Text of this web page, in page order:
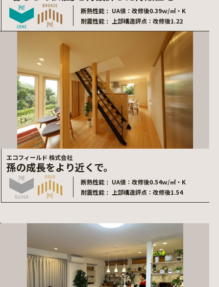
断熱性能
UA値：改修後0.39ｗ/㎡・K
耐震性能
上部構造評点：改修後1.22
エコフィールド 株式会社
孫の成長をより近くで。
断熱性能
UA値：改修後0.54ｗ/㎡・K
耐震性能
上部構造評点：改修後1.54